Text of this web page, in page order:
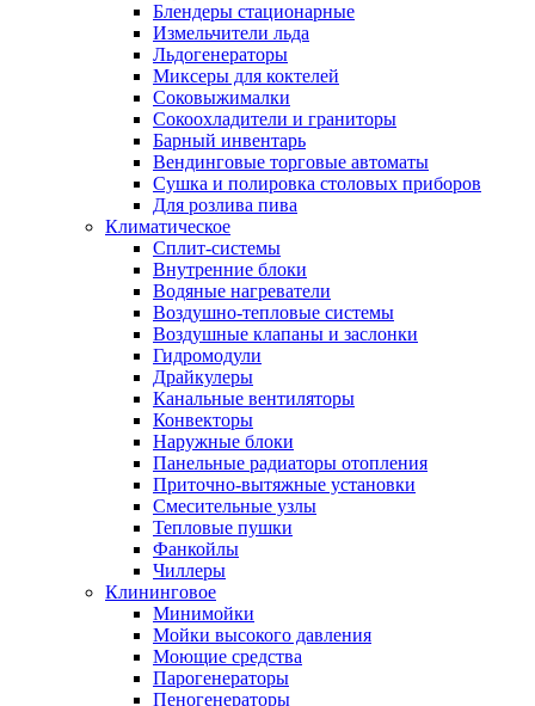
Блендеры стационарные
Измельчители льда
Льдогенераторы
Миксеры для коктелей
Соковыжималки
Сокоохладители и граниторы
Барный инвентарь
Вендинговые торговые автоматы
Сушка и полировка столовых приборов
Для розлива пива
Климатическое
Сплит-системы
Внутренние блоки
Водяные нагреватели
Воздушно-тепловые системы
Воздушные клапаны и заслонки
Гидромодули
Драйкулеры
Канальные вентиляторы
Конвекторы
Наружные блоки
Панельные радиаторы отопления
Приточно-вытяжные установки
Смесительные узлы
Тепловые пушки
Фанкойлы
Чиллеры
Клининговое
Минимойки
Мойки высокого давления
Моющие средства
Парогенераторы
Пеногенераторы